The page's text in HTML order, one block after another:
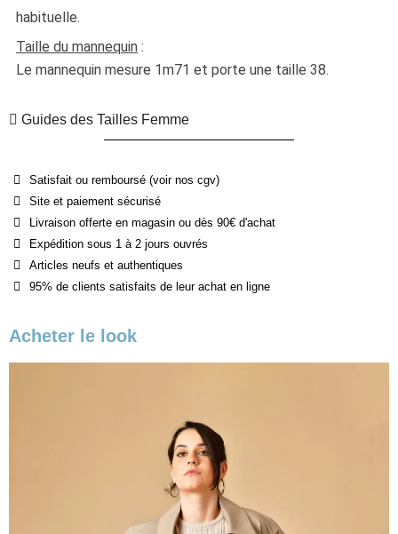
habituelle.
Taille du mannequin :
Le mannequin mesure 1m71 et porte une taille 38.
Guides des Tailles Femme
Satisfait ou remboursé (voir nos cgv)
Site et paiement sécurisé
Livraison offerte en magasin ou dès 90€ d'achat
Expédition sous 1 à 2 jours ouvrés
Articles neufs et authentiques
95% de clients satisfaits de leur achat en ligne
Acheter le look